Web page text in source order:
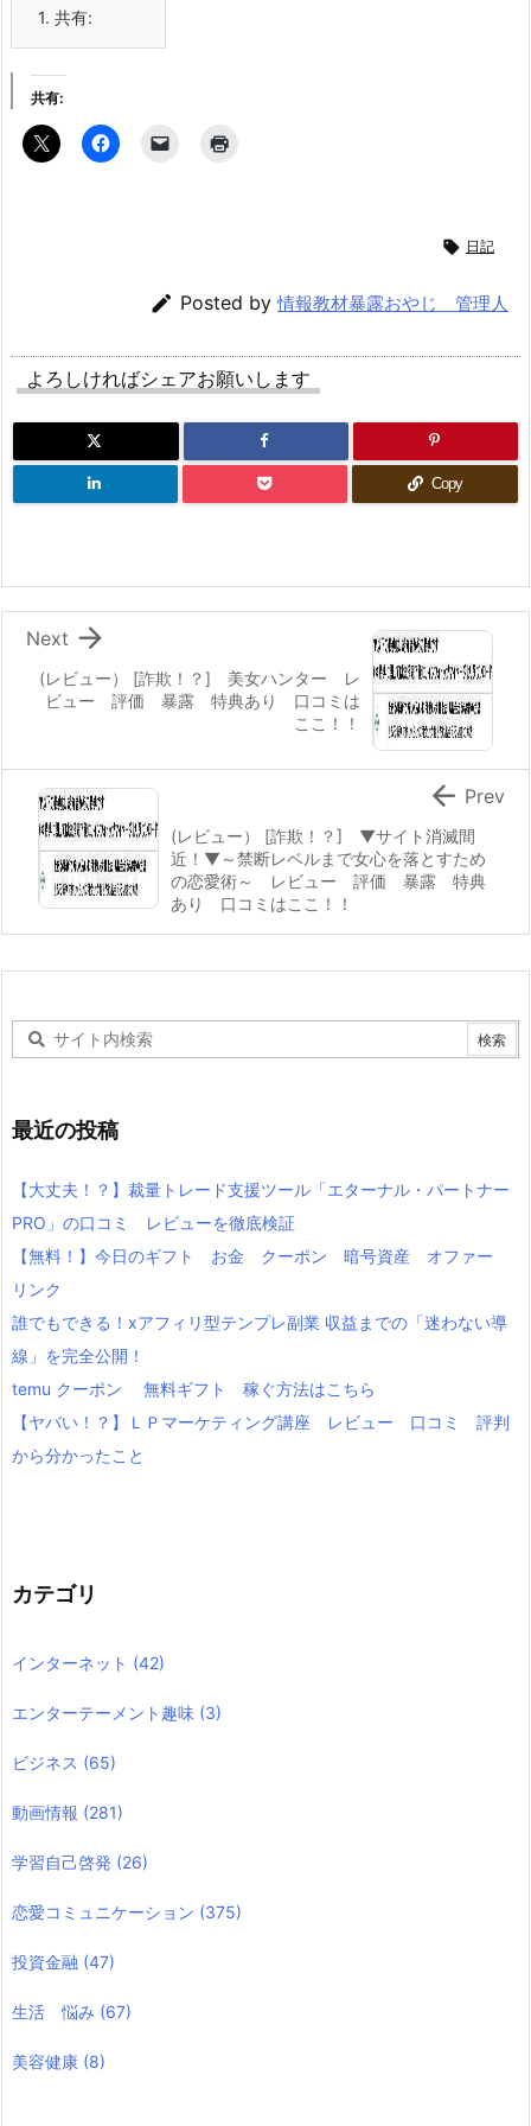
1. 共有:
共有:
 日記
 Posted by情報教材暴露おやじ 管理人
よろしければシェアお願いします
Copy
(レビュー） [詐欺！？] 美女ハンター レ
ビュー 評価 暴露 特典あり 口コミは
ここ！！

Next
(レビュー） [詐欺！？] ▼サイト消滅間
近！▼～禁断レベルまで女心を落とすため
の恋愛術～ レビュー 評価 暴露 特典
あり 口コミはここ！！
 Prev
最近の投稿
【大丈夫！？】裁量トレード支援ツール「エターナル・パートナー
PRO」の口コミ レビューを徹底検証
【無料！】今日のギフト お金 クーポン 暗号資産 オファー
リンク
誰でもできる！xアフィリ型テンプレ副業 収益までの「迷わない導
線」を完全公開！
temu クーポン 無料ギフト 稼ぐ方法はこちら
【ヤバい！？】ＬＰマーケティング講座 レビュー 口コミ 評判
から分かったこと
カテゴリ
インターネット (42)
エンターテーメント趣味 (3)
ビジネス (65)
動画情報 (281)
学習自己啓発 (26)
恋愛コミュニケーション (375)
投資金融 (47)
生活 悩み (67)
美容健康 (8)